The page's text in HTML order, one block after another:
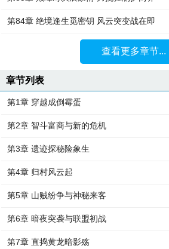
第84章 绝境逢生觅密钥 风云突变战在即
查看更多章节...
章节列表
第1章 穿越成倒霉蛋
第2章 智斗富商与新的危机
第3章 遗迹探秘险象生
第4章 归村风云起
第5章 山贼纷争与神秘来客
第6章 暗夜突袭与联盟初战
第7章 直捣黄龙暗影殇